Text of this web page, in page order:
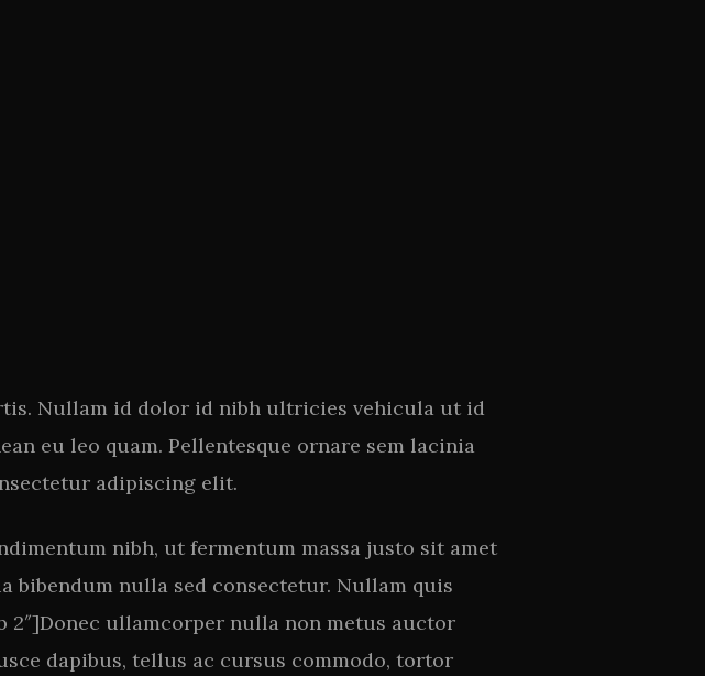
Nullam id dolor id nibh ultricies vehicula ut id
eu leo quam. Pellentesque ornare sem lacinia
adipiscing elit.
nibh, ut fermentum massa justo sit amet
bibendum nulla sed consectetur. Nullam quis
ullamcorper nulla non metus auctor
dapibus, tellus ac cursus commodo, tortor